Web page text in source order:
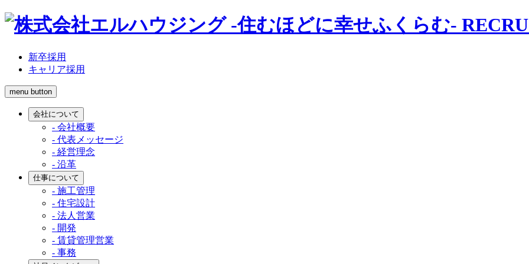
新卒採用
キャリア採用
menu button
会社について
- 会社概要
- 代表メッセージ
- 経営理念
- 沿革
仕事について
- 施工管理
- 住宅設計
- 法人営業
- 開発
- 賃貸管理営業
- 事務